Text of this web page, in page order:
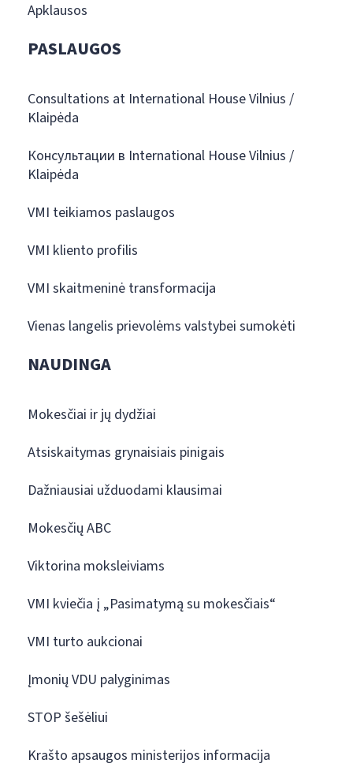
Apklausos
PASLAUGOS
Consultations at International House Vilnius /
Klaipėda
Консультации в International House Vilnius /
Klaipėda
VMI teikiamos paslaugos
VMI kliento profilis
VMI skaitmeninė transformacija
Vienas langelis prievolėms valstybei sumokėti
NAUDINGA
Mokesčiai ir jų dydžiai
Atsiskaitymas grynaisiais pinigais
Dažniausiai užduodami klausimai
Mokesčių ABC
Viktorina moksleiviams
VMI kviečia į „Pasimatymą su mokesčiais“
VMI turto aukcionai
Įmonių VDU palyginimas
STOP šešėliui
Krašto apsaugos ministerijos informacija